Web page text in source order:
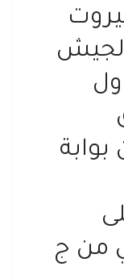
بوابة
من ج